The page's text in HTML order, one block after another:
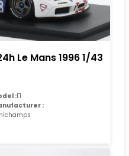
Le Mans 1996 1/43
:F1
: